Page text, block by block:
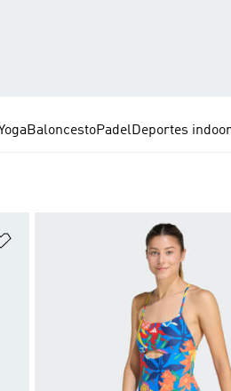
BaloncestoPadelDeportes indoor
Añadir a la lista de deseos